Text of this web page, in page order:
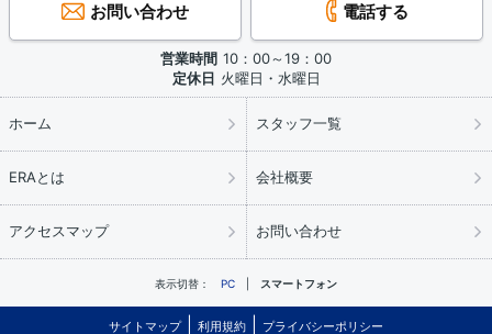
お問い合わせ 電話する
営業時間 10：00～19：00
定休日 火曜日・水曜日
ホーム スタッフ一覧
ERAとは 会社概要
アクセスマップ お問い合わせ
表示切替： PC スマートフォン
サイトマップ 利用規約 プライバシーポリシー